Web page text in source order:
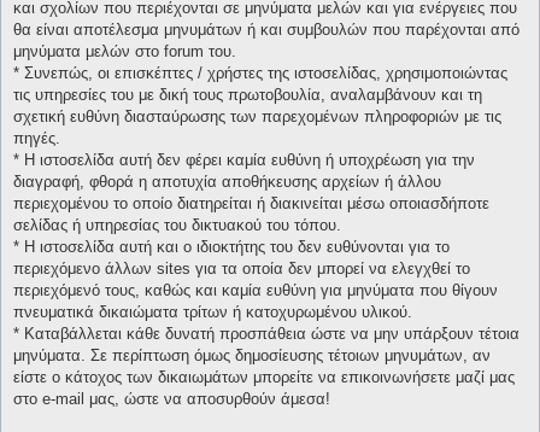
και σχολίων που περιέχονται σε μηνύματα μελών και για ενέργειες που
θα είναι αποτέλεσμα μηνυμάτων ή και συμβουλών που παρέχονται από
μηνύματα μελών στο forum του.
* Συνεπώς, οι επισκέπτες / χρήστες της ιστοσελίδας, χρησιμοποιώντας
τις υπηρεσίες του με δική τους πρωτοβουλία, αναλαμβάνουν και τη
σχετική ευθύνη διασταύρωσης των παρεχομένων πληροφοριών με τις
πηγές.
* H ιστοσελίδα αυτή δεν φέρει καμία ευθύνη ή υποχρέωση για την
διαγραφή, φθορά η αποτυχία αποθήκευσης αρχείων ή άλλου
περιεχομένου το οποίο διατηρείται ή διακινείται μέσω οποιασδήποτε
σελίδας ή υπηρεσίας του δικτυακού του τόπου.
* H ιστοσελίδα αυτή και ο ιδιοκτήτης του δεν ευθύνονται για το
περιεχόμενο άλλων sites για τα οποία δεν μπορεί να ελεγχθεί το
περιεχόμενό τους, καθώς και καμία ευθύνη για μηνύματα που θίγουν
πνευματικά δικαιώματα τρίτων ή κατοχυρωμένου υλικού.
* Καταβάλλεται κάθε δυνατή προσπάθεια ώστε να μην υπάρξουν τέτοια
μηνύματα. Σε περίπτωση όμως δημοσίευσης τέτοιων μηνυμάτων, αν
είστε ο κάτοχος των δικαιωμάτων μπορείτε να επικοινωνήσετε μαζί μας
στο e-mail μας, ώστε να αποσυρθούν άμεσα!